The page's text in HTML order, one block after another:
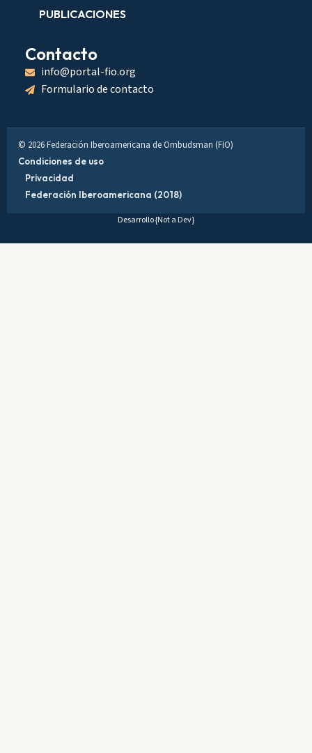
PUBLICACIONES
Contacto
info@portal-fio.org
Formulario de contacto
© 2026 Federación Iberoamericana de Ombudsman (FIO)
Condiciones de uso
Privacidad
Federación Iberoamericana (2018)
Desarrollo{Not a Dev}